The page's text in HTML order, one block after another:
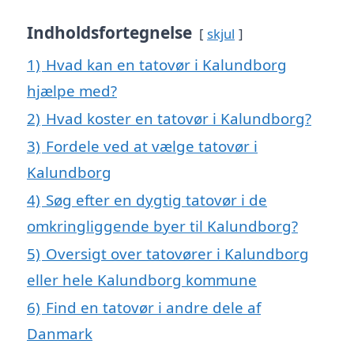
Indholdsfortegnelse skjul
1) Hvad kan en tatovør i Kalundborg
hjælpe med?
2) Hvad koster en tatovør i Kalundborg?
3) Fordele ved at vælge tatovør i
Kalundborg
4) Søg efter en dygtig tatovør i de
omkringliggende byer til Kalundborg?
5) Oversigt over tatovører i Kalundborg
eller hele Kalundborg kommune
6) Find en tatovør i andre dele af
Danmark